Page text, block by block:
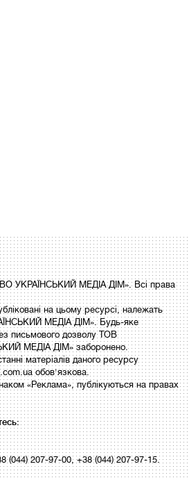
УКРАЇНСЬКИЙ МЕДІА ДІМ». Всі права
на цьому ресурсі, належать
МЕДІА ДІМ». Будь-яке
письмового дозволу ТОВ
МЕДІА ДІМ» заборонено.
матеріалів даного ресурсу
обов'язкова.
«Реклама», публікуються на правах
(044) 207-97-00, +38 (044) 207-97-15.